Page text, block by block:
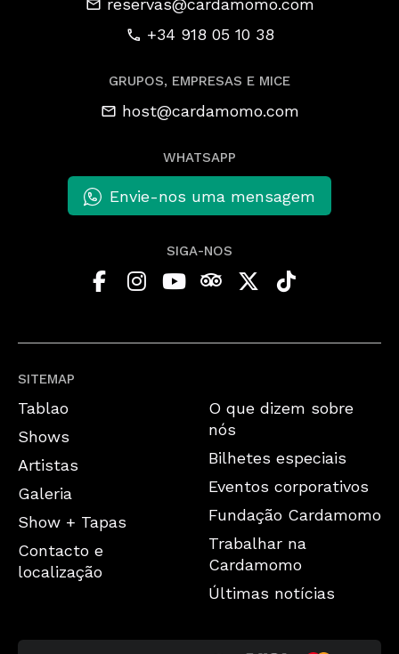
SITEMAP
Tablao
Shows
Artistas
Galeria
Show + Tapas
Contacto e
localização
O que dizem sobre
nós
Bilhetes especiais
Eventos corporativos
Fundação Cardamomo
Trabalhar na
Cardamomo
Últimas notícias
reservas@cardamomo.com
+34 918 05 10 38
GRUPOS, EMPRESAS E MICE
host@cardamomo.com
WHATSAPP
Envie-nos uma mensagem
SIGA-NOS